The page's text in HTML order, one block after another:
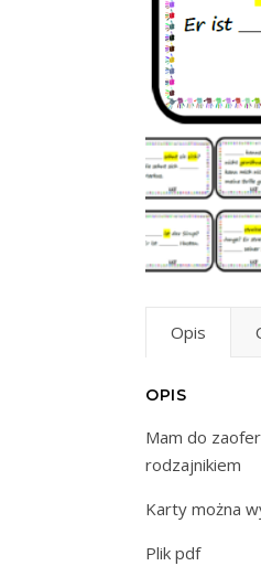
Opis
OPIS
Mam do
rodzajnikiem
Karty można
Plik pdf